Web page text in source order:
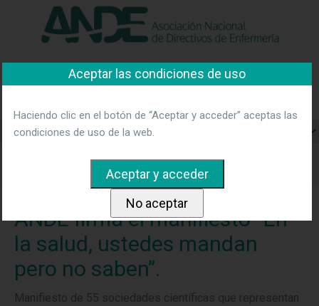
"Ver política"
Asociación Nacional de
ustedes mandan pero no saben”.
ANDE firma el manifiesto “En
la salud, ustedes mandan
pero no saben”.
Manifiesto de 55 sociedades científicas que representan
Aceptar las condiciones de uso
Haciendo clic en el botón de “Aceptar y acceder” aceptas las
condiciones de uso de la web.